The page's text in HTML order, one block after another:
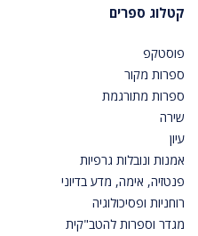
קטלוג ספרים
פוסטקפ
ספרות מקור
ספרות מתורגמת
שירה
עיון
אמנות ונובלות גרפיות
פנטזיה, אימה, מדע בדיוני
רוחניות ופסיכולוגיה
מגדר וספרות להטב"קית